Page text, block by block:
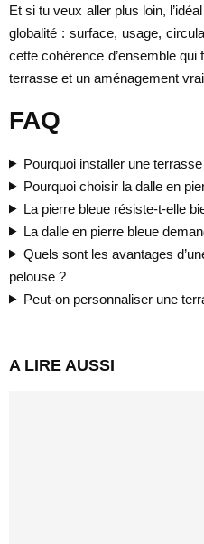
Et si tu veux aller plus loin,
globalité : surface, usage,
cette cohérence d’ensemble
terrasse et un aménagement
FAQ
Pourquoi installer une
Pourquoi choisir la dalle en
La pierre bleue résiste-t-elle
La dalle en pierre bleue
Quels sont les avantages
pelouse ?
Peut-on personnaliser une
A LIRE AUSSI